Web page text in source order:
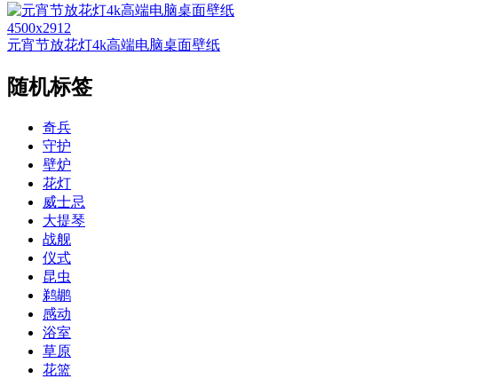
4500x2912
元宵节放花灯4k高端电脑桌面壁纸
随机标签
奇兵
守护
壁炉
花灯
威士忌
大提琴
战舰
仪式
昆虫
鹈鹕
感动
浴室
草原
花篮